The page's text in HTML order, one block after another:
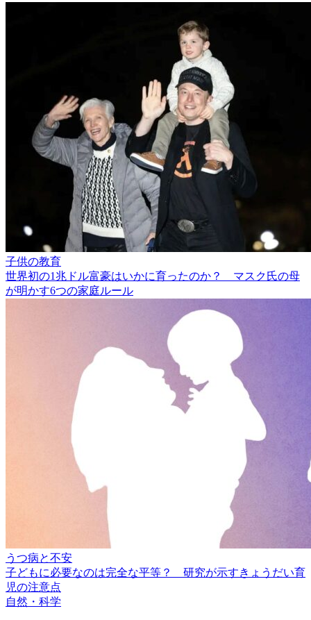
子供の教育
世界初の1兆ドル富豪はいかに育ったのか？ マスク氏の母
が明かす6つの家庭ルール
うつ病と不安
子どもに必要なのは完全な平等？ 研究が示すきょうだい育
児の注意点
自然・科学